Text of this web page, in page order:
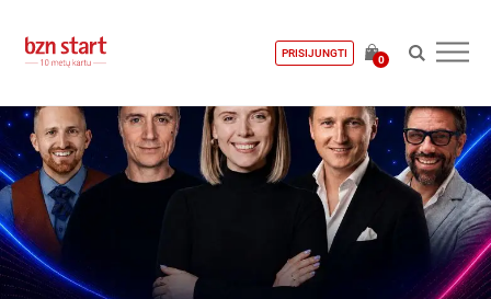
PRISIJUNGTI
0